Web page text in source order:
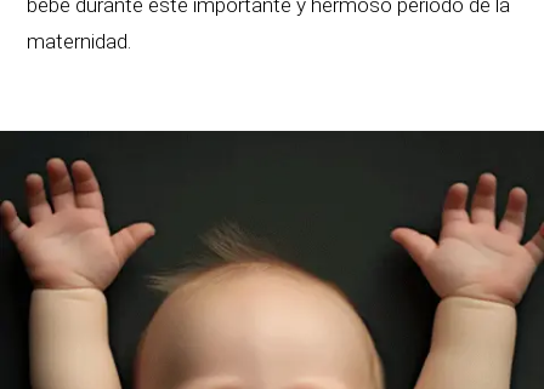
bebé durante este importante y hermoso período de la
maternidad.